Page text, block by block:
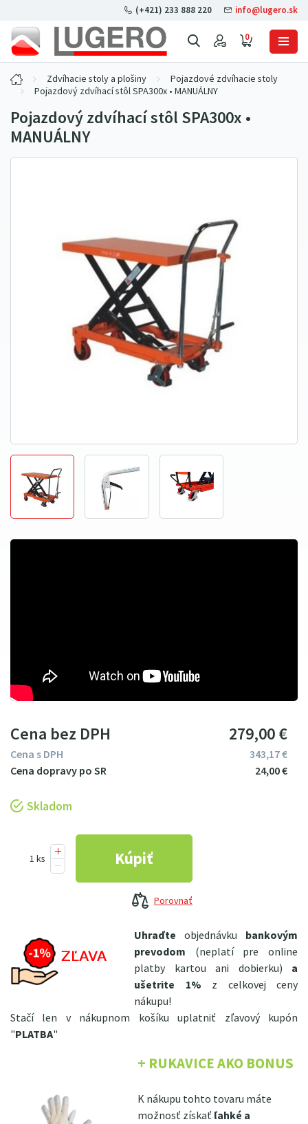
0
(+421) 233 888 220 info@lugero.sk
Zdvíhacie stoly a plošiny
Pojazdové zdvíhacie stoly
Pojazdový zdvíhací stôl SPA300x • MANUÁLNY
Pojazdový zdvíhací stôl SPA300x •
MANUÁLNY
Uhraďte objednávku bankovým
prevodom (neplatí pre online
platby kartou ani dobierku) a
ušetrite 1% z celkovej ceny
nákupu!
Stačí len v nákupnom košíku uplatniť zľavový kupón
"PLATBA"
+ RUKAVICE AKO BONUS
K nákupu tohto tovaru máte
možnosť získaťľahké a
Skladom
Cena bez DPH 279 00€
Cena s DPH 343 17€
24 00€
Porovnať